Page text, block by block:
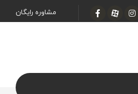
مشاوره رایگان